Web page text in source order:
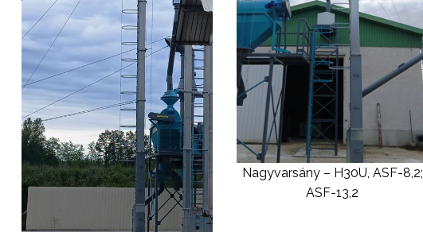
Nagyvarsány – H30U, ASF-8,2;
ASF-13,2